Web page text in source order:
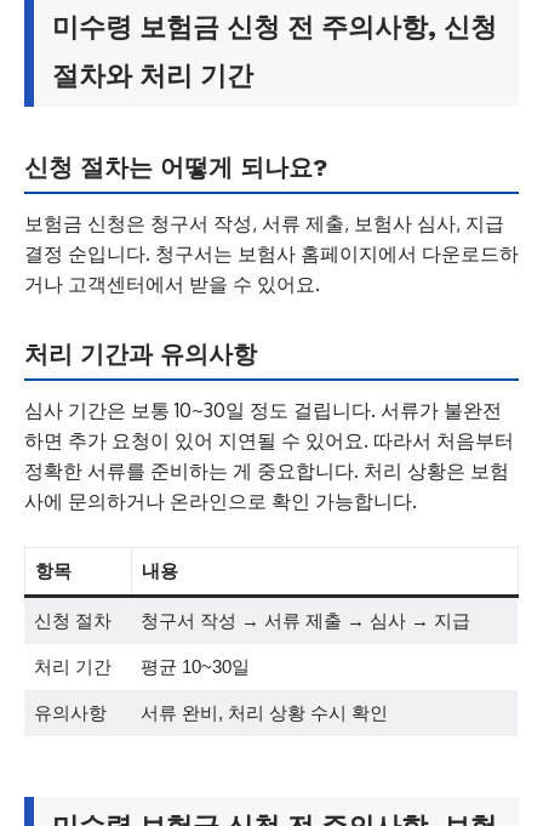
미수령 보험금 신청 전 주의사항, 신청
절차와 처리 기간
신청 절차는 어떻게 되나요?
보험금 신청은 청구서 작성, 서류 제출, 보험사 심사, 지급
결정 순입니다. 청구서는 보험사 홈페이지에서 다운로드하
거나 고객센터에서 받을 수 있어요.
처리 기간과 유의사항
심사 기간은 보통 10~30일 정도 걸립니다. 서류가 불완전
하면 추가 요청이 있어 지연될 수 있어요. 따라서 처음부터
정확한 서류를 준비하는 게 중요합니다. 처리 상황은 보험
사에 문의하거나 온라인으로 확인 가능합니다.
항목 내용
신청 절차 청구서 작성 → 서류 제출 → 심사 → 지급
처리 기간 평균 10~30일
유의사항 서류 완비, 처리 상황 수시 확인